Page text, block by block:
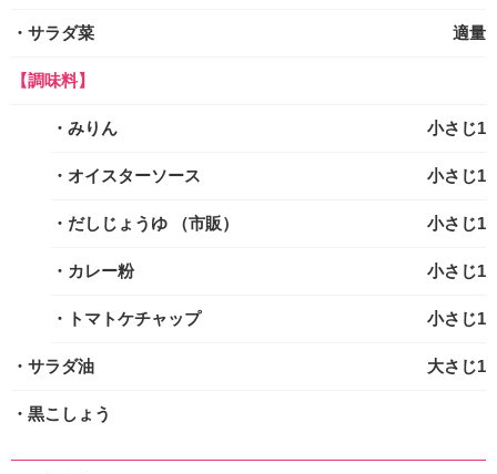
・サラダ菜 適量
【調味料】
・みりん 小さじ1
・オイスターソース 小さじ1
・だしじょうゆ （市販） 小さじ1
・カレー粉 小さじ1
・トマトケチャップ 小さじ1
・サラダ油 大さじ1
・黒こしょう